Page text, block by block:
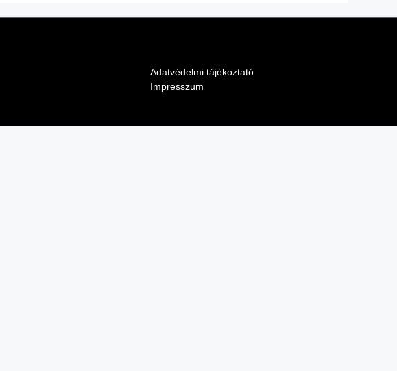
Adatvédelmi tájékoztató
Impresszum